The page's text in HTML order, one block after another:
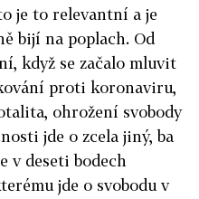
je to relevantní a je
bijí na poplach. Od
když se začalo mluvit
proti koronaviru,
ohrožení svobody
jde o zcela jiný, ba
v deseti bodech
jde o svobodu v